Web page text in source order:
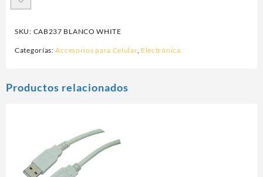
SKU: CAB237 BLANCO WHITE
Categorías:Accesorios para Celular, Electrónica
Productos relacionados